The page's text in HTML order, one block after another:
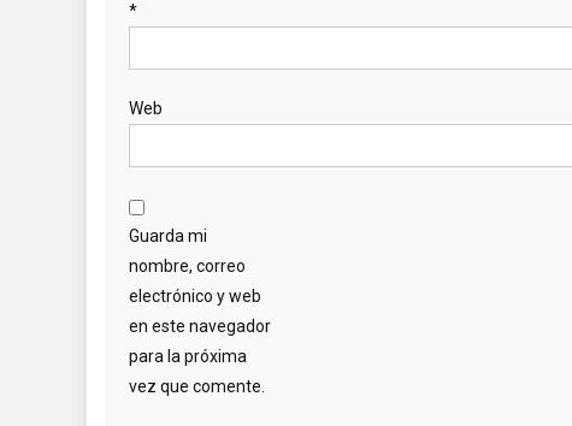
*
Web
Guarda mi
nombre, correo
electrónico y web
en este navegador
para la próxima
vez que comente.